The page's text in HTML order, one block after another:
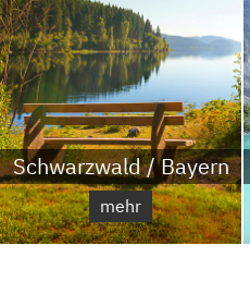
Schwarzwald / Bayern
mehr